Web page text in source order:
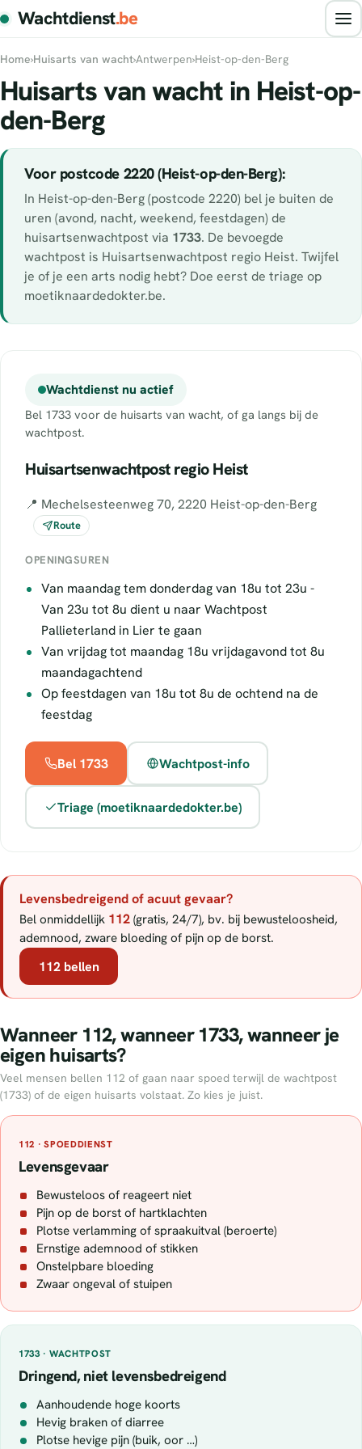
Wachtdienst.be
Home›Huisarts van wacht›Antwerpen›Heist-op-den-Berg
Huisarts van wacht in Heist-op-
den-Berg
Voor postcode 2220 (Heist-op-den-Berg):
In Heist-op-den-Berg (postcode 2220) bel je buiten de
uren (avond, nacht, weekend, feestdagen) de
huisartsenwachtpost via 1733. De bevoegde
wachtpost is Huisartsenwachtpost regio Heist. Twijfel
je of je een arts nodig hebt? Doe eerst de triage op
moetiknaardedokter.be.
Wachtdienst nu actief
Bel 1733 voor de huisarts van wacht, of ga langs bij de
wachtpost.
Huisartsenwachtpost regio Heist
📍 Mechelsesteenweg 70, 2220 Heist-op-den-Berg
Route
OPENINGSUREN
Van maandag tem donderdag van 18u tot 23u -
Van 23u tot 8u dient u naar Wachtpost
Pallieterland in Lier te gaan
Van vrijdag tot maandag 18u vrijdagavond tot 8u
maandagachtend
Op feestdagen van 18u tot 8u de ochtend na de
feestdag
Bel 1733 Wachtpost-info
Triage (moetiknaardedokter.be)
Levensbedreigend of acuut gevaar?
Bel onmiddellijk 112 (gratis, 24/7), bv. bij bewusteloosheid,
ademnood, zware bloeding of pijn op de borst.
112 bellen
Wanneer 112, wanneer 1733, wanneer je
eigen huisarts?
Veel mensen bellen 112 of gaan naar spoed terwijl de wachtpost
(1733) of de eigen huisarts volstaat. Zo kies je juist.
112 · SPOEDDIENST
Levensgevaar
Bewusteloos of reageert niet
Pijn op de borst of hartklachten
Plotse verlamming of spraakuitval (beroerte)
Ernstige ademnood of stikken
Onstelpbare bloeding
Zwaar ongeval of stuipen
1733 · WACHTPOST
Dringend, niet levensbedreigend
Aanhoudende hoge koorts
Hevig braken of diarree
Plotse hevige pijn (buik, oor …)